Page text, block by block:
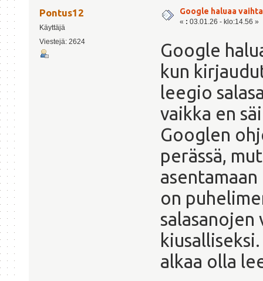
Pontus12
Käyttäjä
Viestejä: 2624
Google haluaa
« : 03.01.26 - klo:14.56 »
Google
kun
leegio
vaikka en
Googlen
perässä,
on
alkaa olla